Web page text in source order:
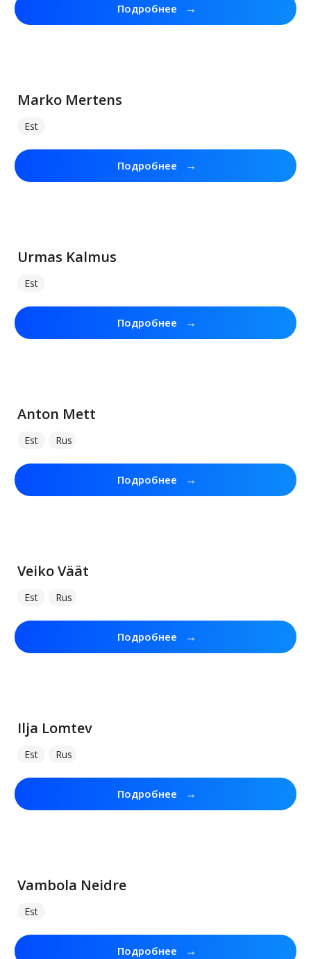
Подробнее →
Marko Mertens
Est
Подробнее →
Urmas Kalmus
Est
Подробнее →
Anton Mett
Est Rus
Подробнее →
Veiko Väät
Est Rus
Подробнее →
Ilja Lomtev
Est Rus
Подробнее →
Vambola Neidre
Est
Подробнее →